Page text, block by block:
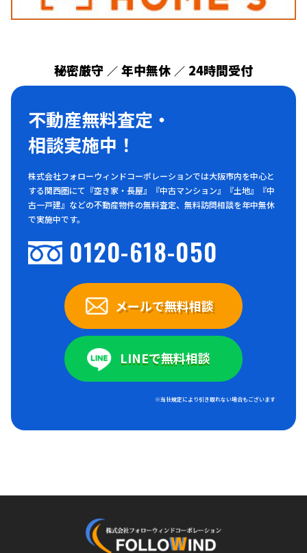
秘密厳守 ／ 年中無休 ／ 24時間受付
不動産無料査定・
相談実施中！
株式会社フォローウィンドコーポレーションでは大阪市内を中心と
する関西圏にて『空き家・長屋』『中古マンション』『土地』『中
古一戸建』などの不動産物件の無料査定、無料訪問相談を年中無休
で実施中です。
0120-618-050
メールで無料相談
LINEで無料相談
※当社規定により引き取れない場合もございます